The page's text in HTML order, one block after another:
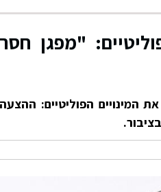
"מפגן חסר
הפוליטיים: ההצעה